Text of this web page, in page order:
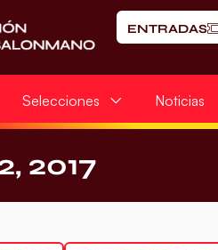
ENTRADAS
Selecciones Noticias
2017